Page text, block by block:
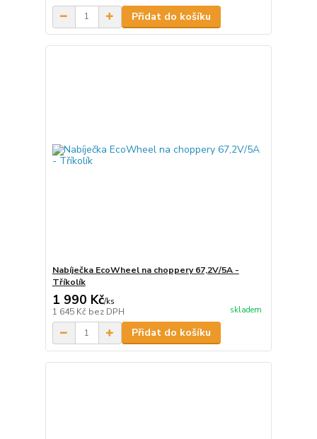
Přidat do košíku
Nabíječka EcoWheel na choppery 67,2V/5A -
Tříkolík
1 990 Kč/ks
1 645 Kč bez DPH skladem
Přidat do košíku